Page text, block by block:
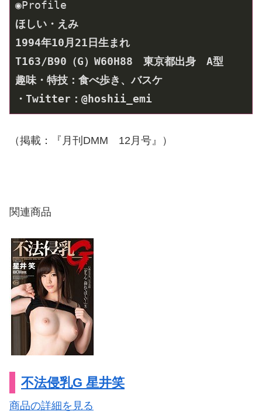
1994年10月 21
T163/B90 （G）W60H88
・Twitter：@hoshii_emi
（掲載：『月刊DMM 12月号』）
関連商品
不法侵乳G 星井笑
商品の詳細を見る